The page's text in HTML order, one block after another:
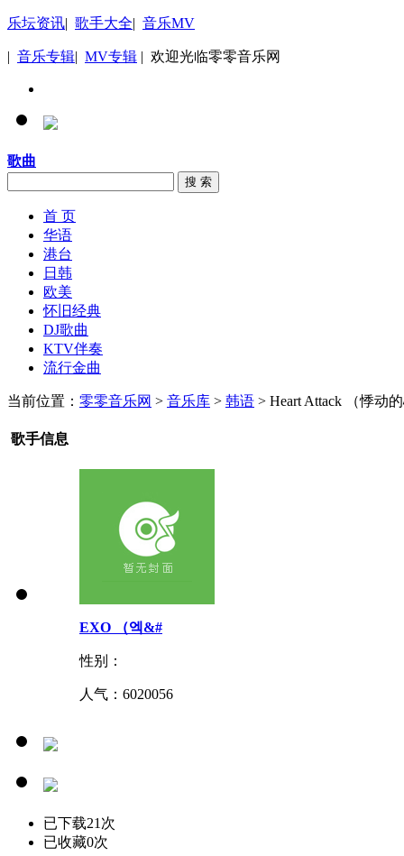
乐坛资讯| 歌手大全| 音乐MV
| 音乐专辑| MV专辑 | 欢迎光临零零音乐网
歌曲
搜 索
首 页
华语
港台
日韩
欧美
怀旧经典
DJ歌曲
KTV伴奏
流行金曲
当前位置： 零零音乐网 > 音乐库 > 韩语 > Heart Attack （悸动
歌手信息
EXO （엑&#
性别：
人气： 6020056
已下载21次
已收藏0次